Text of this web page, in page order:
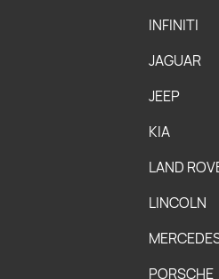
INFINITI
JAGUAR
JEEP
KIA
LAND
LINCOLN
PORSCHE